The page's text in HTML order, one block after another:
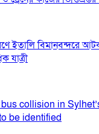
ইতালি বিমানবন্দরে
যাত্রী
collision in
be identified